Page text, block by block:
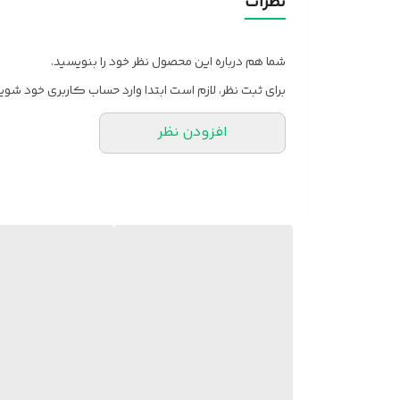
شما هم درباره این محصول نظر خود را بنویسید.
برای ثبت نظر، لازم است ابتدا وارد حساب کاربری خود
افزودن نظر